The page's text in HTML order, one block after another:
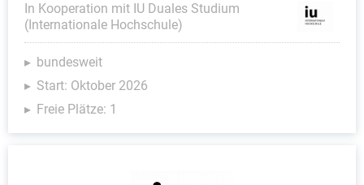
In Kooperation mit IU Duales Studium
(Internationale Hochschule)
bundesweit
Start: Oktober 2026
Freie Plätze: 1